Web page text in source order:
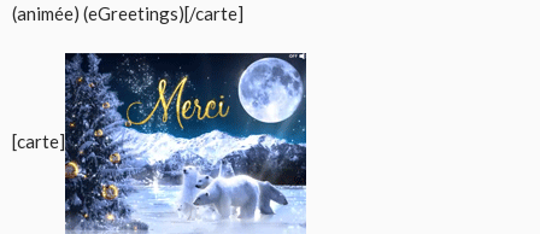
(animée) (eGreetings)[/carte]
[carte]